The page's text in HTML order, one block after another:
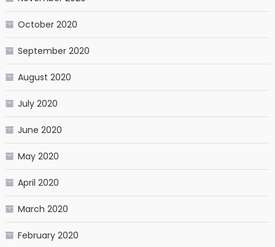
October 2020
September 2020
August 2020
July 2020
June 2020
May 2020
April 2020
March 2020
February 2020